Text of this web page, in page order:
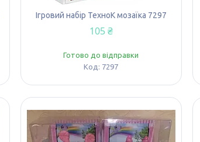
Ігровий набір ТехноК мозаїка 7297
105 ₴
Готово до відправки
7297